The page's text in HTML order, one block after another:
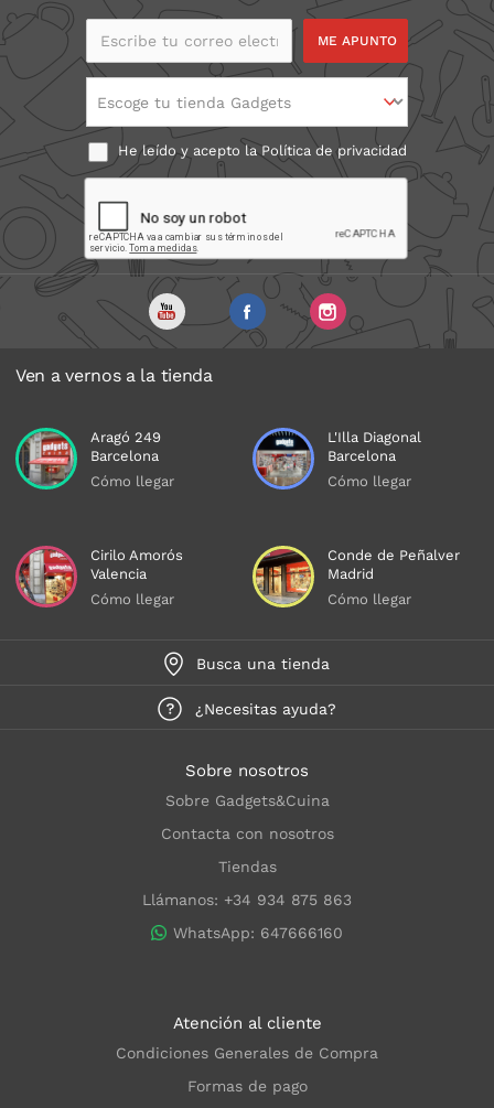
Escribe tu correo
Escoge tu tienda Gadgets
He leído y acepto laPolítica de privacidad
Ven a vernos a la tienda
Aragó 249
Barcelona
Cómo llegar
L'Illa Diagonal
Barcelona
Cómo llegar
Cirilo Amorós
Valencia
Cómo llegar
Conde de Peñalver
Madrid
Cómo llegar
Busca una tienda
¿Necesitas ayuda?
Sobre nosotros
Sobre Gadgets&Cuina
Contacta con nosotros
Tiendas
Llámanos: +34 934 875 863
WhatsApp: 647666160
Atención al cliente
Condiciones Generales de Compra
Formas de pago